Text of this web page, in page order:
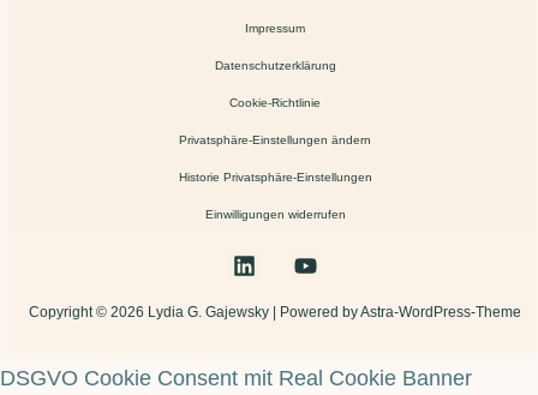
Impressum
Datenschutzerklärung
Cookie-Richtlinie
Privatsphäre-Einstellungen ändern
Historie Privatsphäre-Einstellungen
Einwilligungen widerrufen
Copyright © 2026 Lydia G. Gajewsky | Powered by Astra-WordPress-Theme
DSGVO Cookie Consent mit Real Cookie Banner